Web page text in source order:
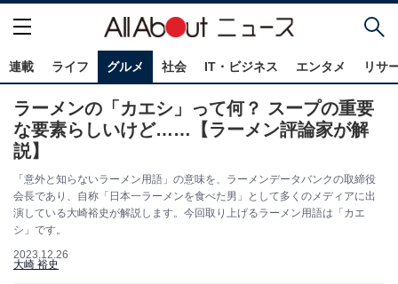
連載 ライフ グルメ 社会 IT・ビジネス エンタメ リサ
ラーメンの「カエシ」って何？ スープの重要
な要素らしいけど……【ラーメン評論家が解
説】
「意外と知らないラーメン用語」の意味を、ラーメンデータバンクの取締役
会長であり、自称「日本一ラーメンを食べた男」として多くのメディアに出
演している大崎裕史が解説します。今回取り上げるラーメン用語は「カエ
シ」です。
2023.12.26
大崎 裕史